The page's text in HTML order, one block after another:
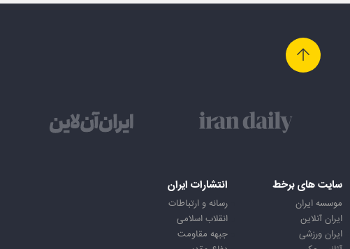
سایت های برخط
موسسه ایران
ایران آنلاین
ایران ورزشی
انتشارات ایران
رسانه و ارتباطات
انقلاب اسلامی
جبهه مقاومت